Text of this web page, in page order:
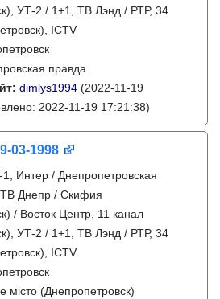
УТ-2 / 1+1, ТВ Лэнд / РТР, 34
ICTV
правда
dimlys1994 (2022-11-19
2022-11-19 17:21:38)
03-1998
Интер / Днепропетровская
Днепр / Скифия
/ Восток Центр, 11 канал
УТ-2 / 1+1, ТВ Лэнд / РТР, 34
ICTV
місто (Днепропетровск)